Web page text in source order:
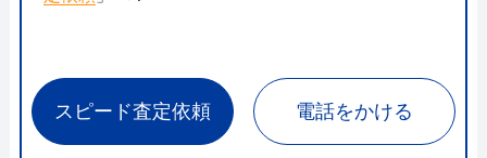
スピード査定依頼 電話をかける